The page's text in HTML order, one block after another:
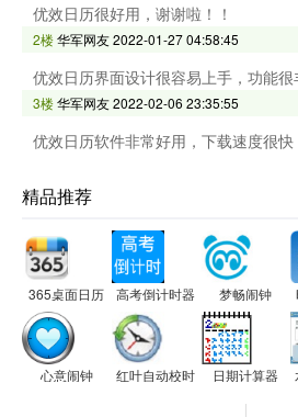
优效日历很好用，谢谢啦！！
2楼华军网友2022-01-27 04:58:45
优效日历界面设计很容易上手，功能很
3楼华军网友2022-02-06 23:35:55
优效日历软件非常好用，下载速度很快
精品推荐
365桌面日历 高考倒计时器 梦畅闹钟
心意闹钟 红叶自动校时 日期计算器